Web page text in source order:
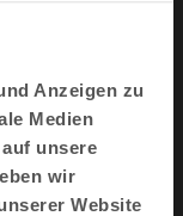
Anzeigen zu
Medien
unsere
wir
Website
akzeptiere sie